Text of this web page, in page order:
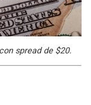
spread de $20.